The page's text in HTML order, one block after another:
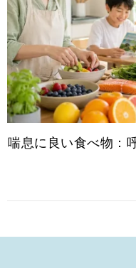
喘息に良い食べ物：